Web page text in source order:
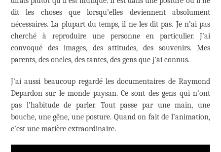
dit les choses que lorsqu’elles deviennent absolument
nécessaires. La plupart du temps, il ne les dit pas. Je n’ai pas
cherché à reproduire une personne en particulier. J’ai
convoqué des images, des attitudes, des souvenirs. Mes
parents, des oncles, des tantes, des gens que j’ai connus.
J’ai aussi beaucoup regardé les documentaires de Raymond
Depardon sur le monde paysan. Ce sont des gens qui n’ont
pas l’habitude de parler. Tout passe par une main, une
bouche, une gêne, une posture. Quand on fait de l’animation,
c’est une matière extraordinaire.